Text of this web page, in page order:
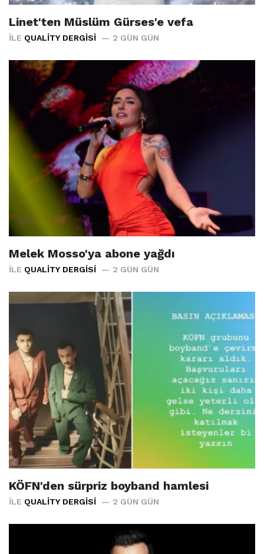
Linet'ten Müslüm Gürses'e vefa
İLE QUALITY DERGISI 2 GÜN GÜN
Melek Mosso'ya abone yağdı
İLE QUALITY DERGISI 2 GÜN GÜN
KÖFN'den sürpriz boyband hamlesi
İLE QUALITY DERGISI 2 GÜN GÜN